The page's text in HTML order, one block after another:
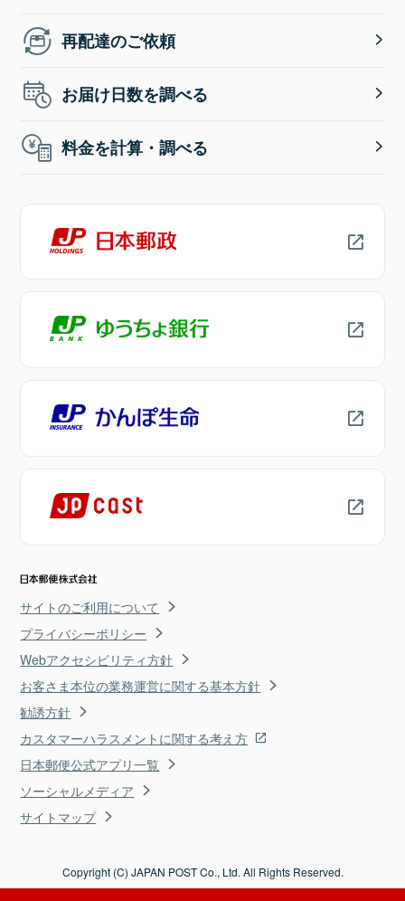
再配達のご依頼
お届け日数を調べる
料金を計算・調べる
サイトのご利用について
プライバシーポリシー
Webアクセシビリティ方針
お客さま本位の業務運営に関する基本方針
勧誘方針
カスタマーハラスメントに関する考え方
日本郵便公式アプリ一覧
ソーシャルメディア
サイトマップ
Copyright (C) JAPAN POST Co., Ltd. All Rights Reserved.